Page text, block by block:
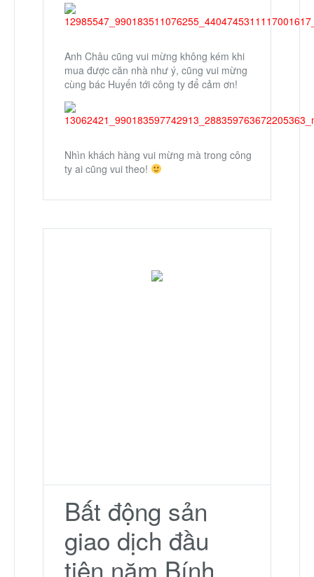
Anh Châu cũng vui mừng không kém khi
mua được căn nhà như ý, cũng vui mừng
cùng bác Huyến tới công ty để cảm ơn!
Nhìn khách hàng vui mừng mà trong công
ty ai cũng vui theo!
Bất động sản
giao dịch đầu
tiên năm Bính